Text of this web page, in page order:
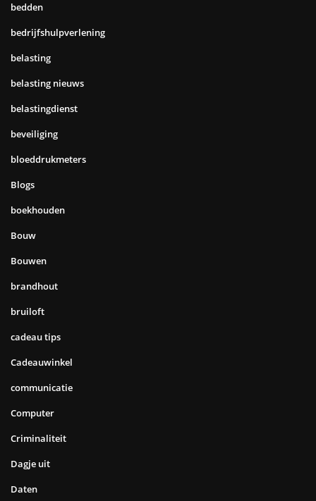
bedden
bedrijfshulpverlening
belasting
belasting nieuws
belastingdienst
beveiliging
bloeddrukmeters
Blogs
boekhouden
Bouw
Bouwen
brandhout
bruiloft
cadeau tips
Cadeauwinkel
communicatie
Computer
Criminaliteit
Dagje uit
Daten